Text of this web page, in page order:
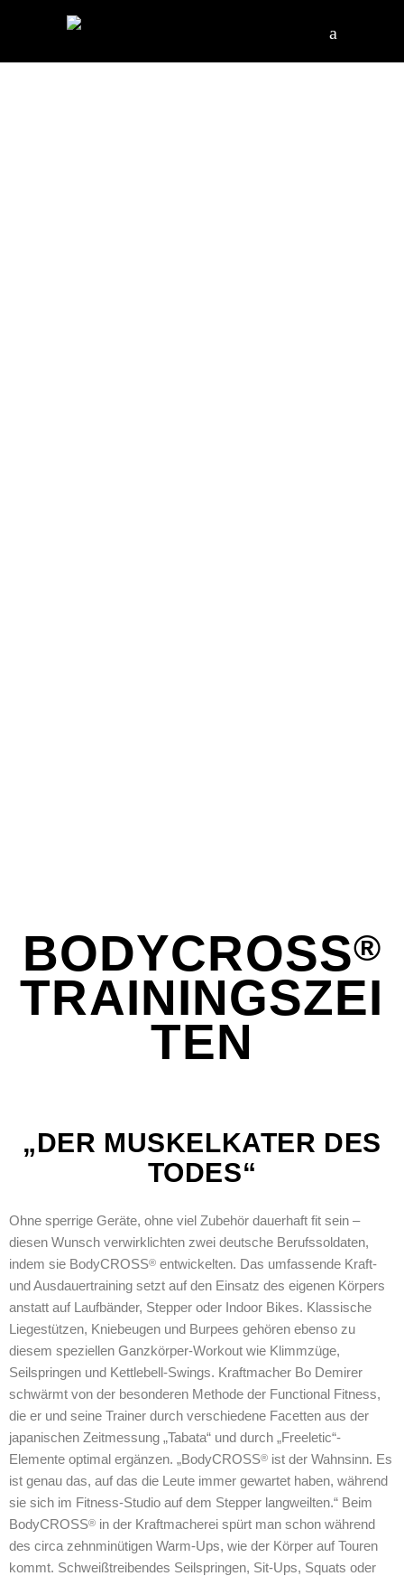
BODYCROSS®
TRAININGSZEI
TEN
„DER MUSKELKATER DES
TODES“
Ohne sperrige Geräte, ohne viel Zubehör dauerhaft fit sein –
diesen Wunsch verwirklichten zwei deutsche Berufssoldaten,
indem sie BodyCROSS® entwickelten. Das umfassende Kraft-
und Ausdauertraining setzt auf den Einsatz des eigenen Körpers
anstatt auf Laufbänder, Stepper oder Indoor Bikes. Klassische
Liegestützen, Kniebeugen und Burpees gehören ebenso zu
diesem speziellen Ganzkörper-Workout wie Klimmzüge,
Seilspringen und Kettlebell-Swings. Kraftmacher Bo Demirer
schwärmt von der besonderen Methode der Functional Fitness,
die er und seine Trainer durch verschiedene Facetten aus der
japanischen Zeitmessung „Tabata“ und durch „Freeletic“-
Elemente optimal ergänzen. „BodyCROSS® ist der Wahnsinn. Es
ist genau das, auf das die Leute immer gewartet haben, während
sie sich im Fitness-Studio auf dem Stepper langweilten.“ Beim
BodyCROSS® in der Kraftmacherei spürt man schon während
des circa zehnminütigen Warm-Ups, wie der Körper auf Touren
kommt. Schweißtreibendes Seilspringen, Sit-Ups, Squats oder